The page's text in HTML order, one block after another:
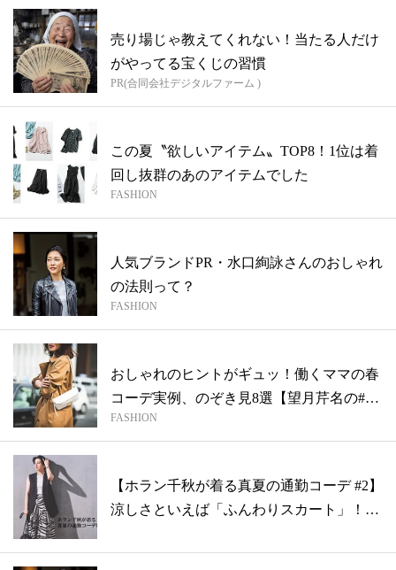
売り場じゃ教えてくれない！当たる人だけ
がやってる宝くじの習慣
PR(合同会社デジタルファーム )
この夏〝欲しいアイテム〟TOP8！1位は着
回し抜群のあのアイテムでした
FASHION
人気ブランドPR・水口絢詠さんのおしゃれ
の法則って？
FASHION
おしゃれのヒントがギュッ！働くママの春
コーデ実例、のぞき見8選【望月芹名の#産
休...
FASHION
【ホラン千秋が着る真夏の通勤コーデ #2】
涼しさといえば「ふんわりスカート」！